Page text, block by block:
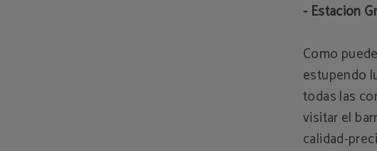
- Estación
Como
estupendo
todas las
visitar el
calidad-